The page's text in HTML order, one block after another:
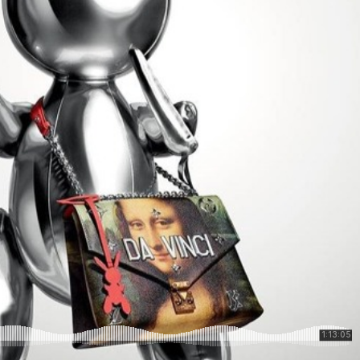
Corps professoral
Ressources
Entrepreneuriat